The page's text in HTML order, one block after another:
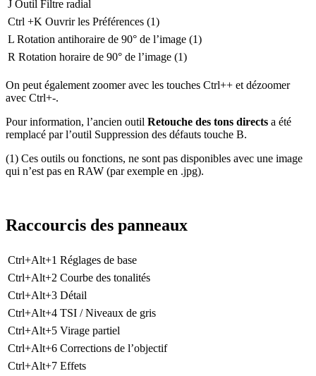
J Outil Filtre radial
Ctrl +K Ouvrir les Préférences (1)
L Rotation antihoraire de 90° de l’image (1)
R Rotation horaire de 90° de l’image (1)
On peut également zoomer avec les touches Ctrl++ et dézoomer
avec Ctrl+-.
Pour information, l’ancien outil Retouche des tons directs a été
remplacé par l’outil Suppression des défauts touche B.
(1) Ces outils ou fonctions, ne sont pas disponibles avec une image
qui n’est pas en RAW (par exemple en .jpg).
Raccourcis des panneaux
Ctrl+Alt+1 Réglages de base
Ctrl+Alt+2 Courbe des tonalités
Ctrl+Alt+3 Détail
Ctrl+Alt+4 TSI / Niveaux de gris
Ctrl+Alt+5 Virage partiel
Ctrl+Alt+6 Corrections de l’objectif
Ctrl+Alt+7 Effets